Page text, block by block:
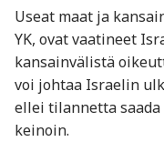
Useat maat ja
YK, ovat vaatineet
kansainvälistä
voi johtaa Israelin
ellei tilannetta
keinoin.